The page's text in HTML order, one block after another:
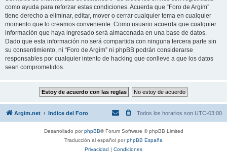
como ayuda para reforzar estas condiciones. Acuerda que “Foro de Argim”
tiene derecho a eliminar, editar, mover o cerrar cualquier tema en cualquier
momento que lo creamos conveniente. Como usuario acuerda que cualquier
información que haya ingresado será almacenada en una base de datos.
Dado que esta información no será compartida con ninguna tercera parte sin
su consentimiento, ni “Foro de Argim” ni phpBB podrán considerarse
responsables por cualquier intento de hacking que conlleve a que los datos
sean comprometidos.
Argim.net Indice del Foro Todos los horarios son UTC-03:00
Desarrollado porphpBB® Forum Software © phpBB Limited
Traducción al español porphpBB España
Privacidad | Condiciones